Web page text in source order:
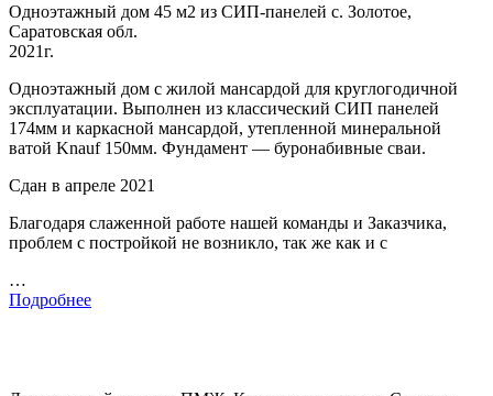
Одноэтажный дом 45 м2 из СИП-панелей с. Золотое,
Саратовская обл.
2021г.
Одноэтажный дом с жилой мансардой для круглогодичной
эксплуатации. Выполнен из классический СИП панелей
174мм и каркасной мансардой, утепленной минеральной
ватой Knauf 150мм. Фундамент — буронабивные сваи.
Сдан в апреле 2021
Благодаря слаженной работе нашей команды и Заказчика,
проблем с постройкой не возникло, так же как и с
…
Подробнее